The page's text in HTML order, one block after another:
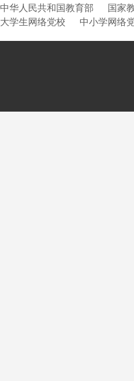
中华人民共和国教育部 国家
大学生网络党校
中小学网络